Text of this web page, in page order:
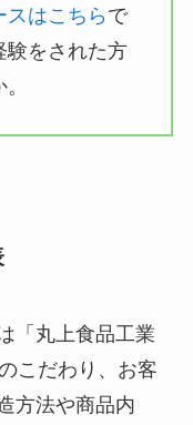
はこちら で
験をされた方
「丸上食品工業
こだわり、お客
方法や商品内